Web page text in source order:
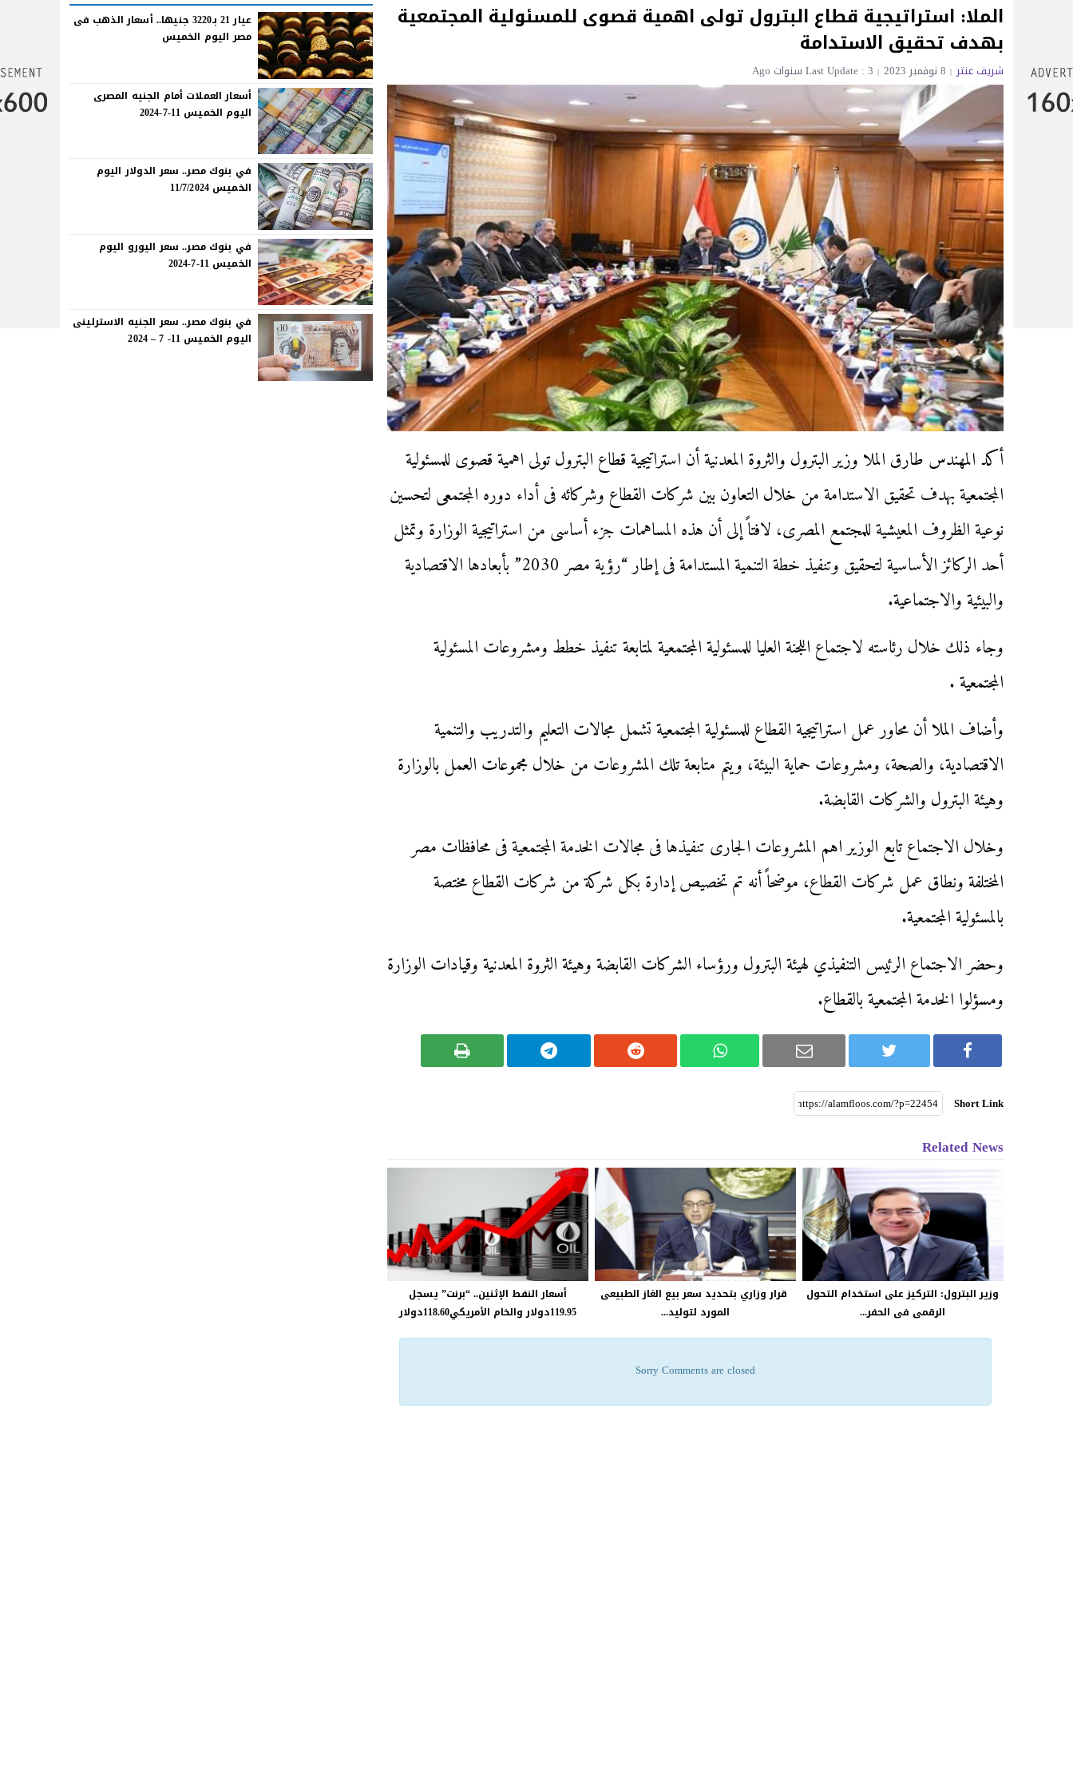
الملا: استراتيجية قطاع البترول تولى اهمية قصوى للمسئولية المجتمعية
بهدف تحقيق الاستدامة
شريف عنتر 8 نوفمبر 2023 Last Update : 3 سنوات Ago
أكد المهندس طارق الملا وزير البترول والثروة المعدنية أن استراتيجية قطاع البترول تولى اهمية قصوى للمسئولية
المجتمعية بهدف تحقيق الاستدامة من خلال التعاون بين شركات القطاع وشركائه فى أداء دوره المجتمعى لتحسين
نوعية الظروف المعيشية للمجتمع المصرى، لافتاً إلى أن هذه المساهمات جزء أساسى من استراتيجية الوزارة وتمثل
أحد الركائز الأساسية لتحقيق وتنفيذ خطة التنمية المستدامة فى إطار “رؤية مصر 2030” بأبعادها الاقتصادية
والبيئية والاجتماعية.
وجاء ذلك خلال رئاسته لاجتماع اللجنة العليا للمسئولية المجتمعية لمتابعة تنفيذ خطط ومشروعات المسئولية
المجتمعية .
وأضاف الملا أن محاور عمل استراتيجية القطاع للمسئولية المجتمعية تشمل مجالات التعليم والتدريب والتنمية
الاقتصادية، والصحة، ومشروعات حماية البيئة، ويتم متابعة تلك المشروعات من خلال مجموعات العمل بالوزارة
وهيئة البترول والشركات القابضة.
وخلال الاجتماع تابع الوزير اهم المشروعات الجارى تنفيذها فى مجالات الخدمة المجتمعية فى محافظات مصر
المختلفة ونطاق عمل شركات القطاع، موضحاً أنه تم تخصيص إدارة بكل شركة من شركات القطاع مختصة
بالمسئولية المجتمعية.
وحضر الاجتماع الرئيس التنفيذي لهيئة البترول ورؤساء الشركات القابضة وهيئة الثروة المعدنية وقيادات الوزارة
ومسؤلوا الخدمة المجتمعية بالقطاع.
Short Link
Related News
وزير البترول: التركيز على استخدام التحول
الرقمى فى الحفر...
قرار وزاري بتحديد سعر بيع الغاز الطبيعى
المورد لتوليد...
أسعار النفط الإثنين.. “برنت” يسجل
119.95دولار والخام الأمريكي118.60دولار
Sorry Comments are closed
عيار 21 بـ3220 جنيها.. أسعار الذهب فى
مصر اليوم الخميس
أسعار العملات أمام الجنيه المصرى
اليوم الخميس 11-7-2024
في بنوك مصر.. سعر الدولار اليوم
الخميس 11/7/2024
في بنوك مصر.. سعر اليورو اليوم
الخميس 11-7-2024
في بنوك مصر.. سعر الجنيه الاسترلينى
اليوم الخميس 11- 7 – 2024